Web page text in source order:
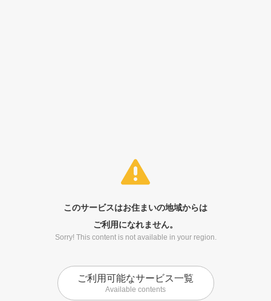
このサービスはお住まいの地域からは
ご利用になれません。
Sorry! This content is not available in your region.
ご利用可能なサービス一覧
Available contents